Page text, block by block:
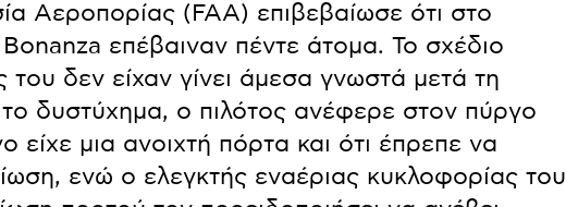
Αεροπορίας (FAA) επιβεβαίωσε ότι στο
επέβαιναν πέντε άτομα. Το σχέδιο
δεν είχαν γίνει άμεσα γνωστά μετά τη
δυστύχημα, ο πιλότος ανέφερε στον πύργο
είχε μια ανοιχτή πόρτα και ότι έπρεπε να
ενώ ο ελεγκτής εναέριας κυκλοφορίας του